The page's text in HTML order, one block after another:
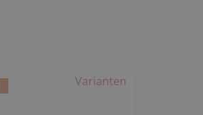
Varianten